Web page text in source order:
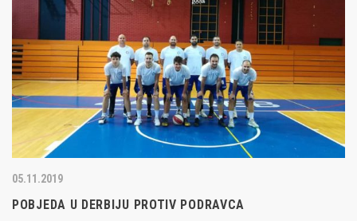
05.11.2019
POBJEDA U DERBIJU PROTIV PODRAVCA